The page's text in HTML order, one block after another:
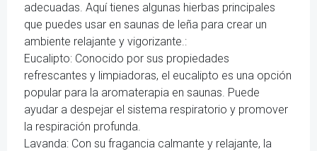
adecuadas. Aquí tienes algunas hierbas principales
que puedes usar en saunas de leña para crear un
ambiente relajante y vigorizante.:
Eucalipto: Conocido por sus propiedades
refrescantes y limpiadoras, el eucalipto es una opción
popular para la aromaterapia en saunas. Puede
ayudar a despejar el sistema respiratorio y promover
la respiración profunda.
Lavanda: Con su fragancia calmante y relajante, la